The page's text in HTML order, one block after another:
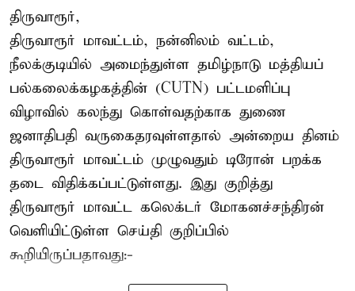
திருவாரூர்,
திருவாரூர் மாவட்டம், நன்னிலம் வட்டம்,
நீலக்குடியில் அமைந்துள்ள தமிழ்நாடு மத்தியப்
பல்கலைக்கழகத்தின் (CUTN) பட்டமளிப்பு
விழாவில் கலந்து கொள்வதற்காக துணை
ஜனாதிபதி வருகைதரவுள்ளதால் அன்றைய தினம்
திருவாரூர் மாவட்டம் முழுவதும் டிரோன் பறக்க
தடை விதிக்கப்பட்டுள்ளது. இது குறித்து
திருவாரூர் மாவட்ட கலெக்டர் மோகனச்சந்திரன்
வெளியிட்டுள்ள செய்தி குறிப்பில்
கூறியிருப்பதாவது:-